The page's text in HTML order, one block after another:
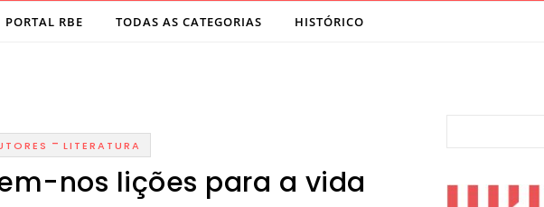
PORTAL RBE TODAS AS CATEGORIAS HISTÓRICO
- LITERATURA
nos lições para a vida